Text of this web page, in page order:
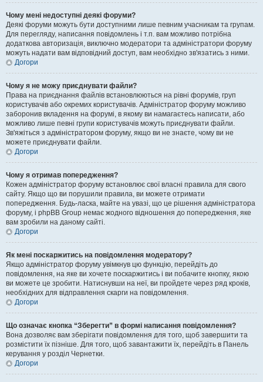
Чому мені недоступні деякі форуми?
Деякі форуми можуть бути доступними лише певним учасникам та групам.
Для перегляду, написання повідомлень і т.п. вам можливо потрібна
додаткова авторизація, виключно модератори та адміністратори форуму
можуть надати вам відповідний доступ, вам необхідно зв'язатись з ними.
Догори
Чому я не можу приєднувати файли?
Права на приєднання файлів встановлюються на рівні форумів, груп
користувачів або окремих користувачів. Адміністратор форуму можливо
заборонив вкладення на форумі, в якому ви намагаєтесь написати, або
можливо лише певні групи користувачів можуть приєднувати файли.
Зв'яжіться з адміністратором форуму, якщо ви не знаєте, чому ви не
можете приєднувати файли.
Догори
Чому я отримав попередження?
Кожен адміністратор форуму встановлює свої власні правила для свого
сайту. Якщо що ви порушили правила, ви можете отримати
попередження. Будь-ласка, майте на увазі, що це рішення адміністратора
форуму, і phpBB Group немає жодного відношення до попередження, яке
вам зробили на даному сайті.
Догори
Як мені поскаржитись на повідомлення модератору?
Якщо адміністратор форуму увімкнув цю функцію, перейдіть до
повідомлення, на яке ви хочете поскаржитись і ви побачите кнопку, якою
ви можете це зробити. Натиснувши на неї, ви пройдете через ряд кроків,
необхідних для відправлення скарги на повідомлення.
Догори
Що означає кнопка “Зберегти” в формі написання повідомлення?
Вона дозволяє вам зберігати повідомлення для того, щоб завершити та
розмістити їх пізніше. Для того, щоб завантажити їх, перейдіть в Панель
керування у розділ Чернетки.
Догори